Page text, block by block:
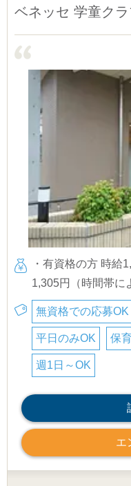
ベネッセ 学童ク
・有資格の方 時給
1,305円（時間帯に
無資格での応募OK
平日のみOK 保
週1日～OK
エ